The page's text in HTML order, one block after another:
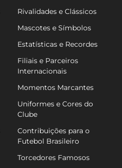
Rivalidades e Clássicos
Mascotes e Símbolos
Estatísticas e Recordes
Filiais e Parceiros
Internacionais
Momentos Marcantes
Uniformes e Cores do
Clube
Contribuições para o
Futebol Brasileiro
Torcedores Famosos